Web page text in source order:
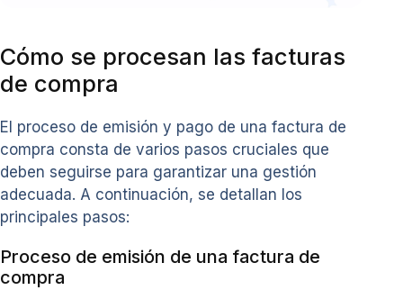
Cómo se procesan las facturas
de compra
El proceso de emisión y pago de una factura de
compra consta de varios pasos cruciales que
deben seguirse para garantizar una gestión
adecuada. A continuación, se detallan los
principales pasos:
Proceso de emisión de una factura de
compra